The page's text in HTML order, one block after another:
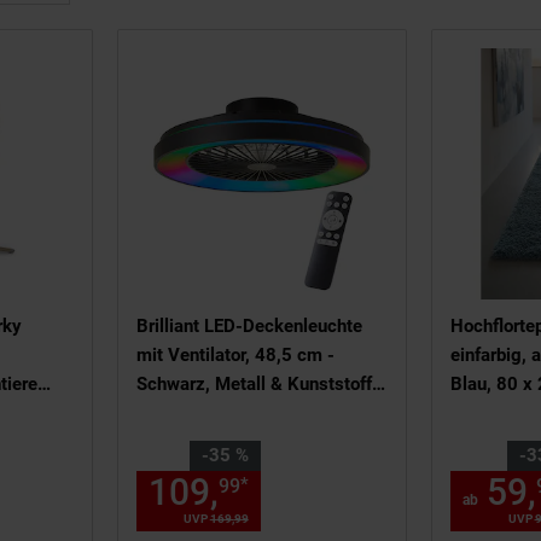
€ Sternchen Fußnote,
Brilliant LED-Deckenleuchte
mit Ventilator, 48,5 cm -
Schwarz, Metall & Kunststoff,
Dimmbar, inklusive
Fernbedienung
-35 %
Sie Sparen 35 Prozent,
UVP169,99UVP : 169,
109,99* Aktueller Preis:
einfarbig,
Blau, 80 x
-
Sie
UVP
ab 59,